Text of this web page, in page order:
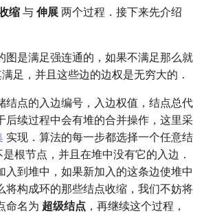
缩 与 伸展 两个过程．接下来先介绍
图是满足强连通的，如果不满足那么就
足，并且这些边的边权是无穷大的．
结点的入边编号，入边权值，结点总代
后续过程中会有堆的合并操作，这里采
实现．算法的每一步都选择一个任意结
根节点，并且在堆中没有它的入边．
入到堆中，如果新加入的这条边使堆中
将构成环的那些结点收缩，我们不妨将
命名为 超级结点 ，再继续这个过程，